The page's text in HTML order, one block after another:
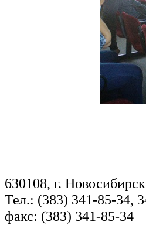
630108, г.
Тел.: (383) 341-85-34,
факс: (383) 341-85-34